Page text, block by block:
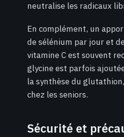
neutralise les radicaux
En complément, un
de sélénium par jour et
vitamine C est souvent
glycine est parfois
la synthèse du
chez les seniors.
Sécurité et